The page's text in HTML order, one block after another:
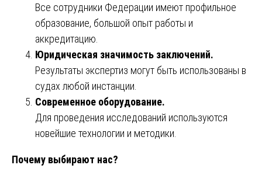
Все сотрудники Федерации имеют профильное
образование, большой опыт работы и
аккредитацию.
Юридическая значимость заключений.
Результаты экспертиз могут быть использованы в
судах любой инстанции.
Современное оборудование.
Для проведения исследований используются
новейшие технологии и методики.
Почему выбирают нас?